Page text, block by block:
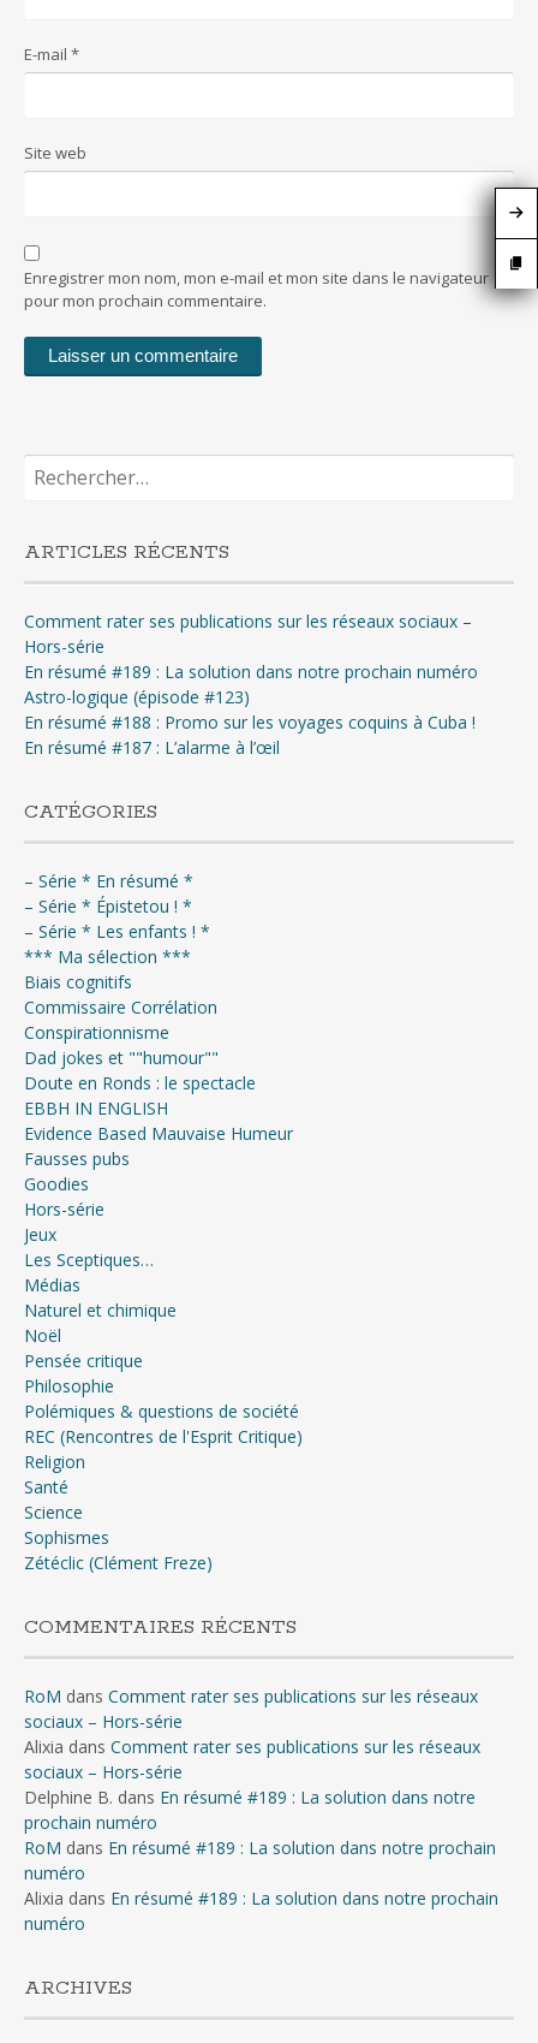
E-mail *
Site web
Enregistrer mon nom, mon e-mail et mon site dans le navigateur
pour mon prochain commentaire.
Rechercher :
ARTICLES RÉCENTS
Comment rater ses publications sur les réseaux sociaux –
Hors-série
En résumé #189 : La solution dans notre prochain numéro
Astro-logique (épisode #123)
En résumé #188 : Promo sur les voyages coquins à Cuba !
En résumé #187 : L’alarme à l’œil
CATÉGORIES
– Série * En résumé *
– Série * Épistetou ! *
– Série * Les enfants ! *
*** Ma sélection ***
Biais cognitifs
Commissaire Corrélation
Conspirationnisme
Dad jokes et ""humour""
Doute en Ronds : le spectacle
EBBH IN ENGLISH
Evidence Based Mauvaise Humeur
Fausses pubs
Goodies
Hors-série
Jeux
Les Sceptiques…
Médias
Naturel et chimique
Noël
Pensée critique
Philosophie
Polémiques & questions de société
REC (Rencontres de l'Esprit Critique)
Religion
Santé
Science
Sophismes
Zétéclic (Clément Freze)
COMMENTAIRES RÉCENTS
RoM dans Comment rater ses publications sur les réseaux
sociaux – Hors-série
Alixia dans Comment rater ses publications sur les réseaux
sociaux – Hors-série
Delphine B. dans En résumé #189 : La solution dans notre
prochain numéro
RoM dans En résumé #189 : La solution dans notre prochain
numéro
Alixia dans En résumé #189 : La solution dans notre prochain
numéro
ARCHIVES